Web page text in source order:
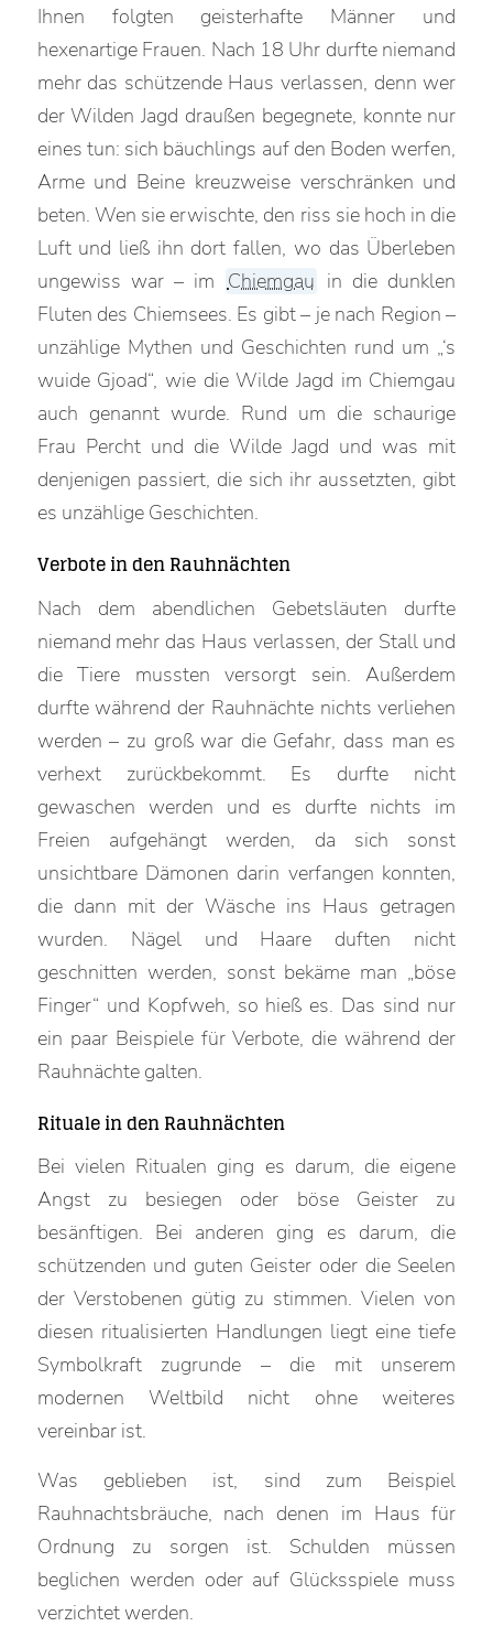
Ihnen folgten geisterhafte Männer und
hexenartige Frauen. Nach 18 Uhr durfte niemand
mehr das schützende Haus verlassen, denn wer
der Wilden Jagd draußen begegnete, konnte nur
eines tun: sich bäuchlings auf den Boden werfen,
Arme und Beine kreuzweise verschränken und
beten. Wen sie erwischte, den riss sie hoch in die
Luft und ließ ihn dort fallen, wo das Überleben
ungewiss war – im Chiemgau in die dunklen
Fluten des Chiemsees. Es gibt – je nach Region –
unzählige Mythen und Geschichten rund um „‘s
wuide Gjoad“, wie die Wilde Jagd im Chiemgau
auch genannt wurde. Rund um die schaurige
Frau Percht und die Wilde Jagd und was mit
denjenigen passiert, die sich ihr aussetzten, gibt
es unzählige Geschichten.
Verbote in den Rauhnächten
Nach dem abendlichen Gebetsläuten durfte
niemand mehr das Haus verlassen, der Stall und
die Tiere mussten versorgt sein. Außerdem
durfte während der Rauhnächte nichts verliehen
werden – zu groß war die Gefahr, dass man es
verhext zurückbekommt. Es durfte nicht
gewaschen werden und es durfte nichts im
Freien aufgehängt werden, da sich sonst
unsichtbare Dämonen darin verfangen konnten,
die dann mit der Wäsche ins Haus getragen
wurden. Nägel und Haare duften nicht
geschnitten werden, sonst bekäme man „böse
Finger“ und Kopfweh, so hieß es. Das sind nur
ein paar Beispiele für Verbote, die während der
Rauhnächte galten.
Rituale in den Rauhnächten
Bei vielen Ritualen ging es darum, die eigene
Angst zu besiegen oder böse Geister zu
besänftigen. Bei anderen ging es darum, die
schützenden und guten Geister oder die Seelen
der Verstobenen gütig zu stimmen. Vielen von
diesen ritualisierten Handlungen liegt eine tiefe
Symbolkraft zugrunde – die mit unserem
modernen Weltbild nicht ohne weiteres
vereinbar ist.
Was geblieben ist, sind zum Beispiel
Rauhnachtsbräuche, nach denen im Haus für
Ordnung zu sorgen ist. Schulden müssen
beglichen werden oder auf Glücksspiele muss
verzichtet werden.